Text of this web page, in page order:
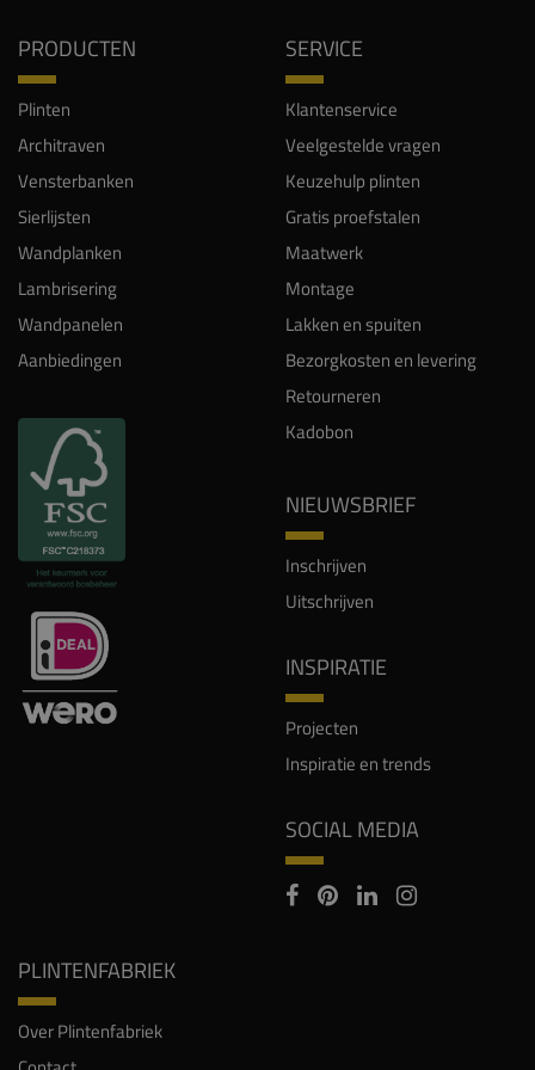
PRODUCTEN
Plinten
Architraven
Vensterbanken
Sierlijsten
Wandplanken
Lambrisering
Wandpanelen
Aanbiedingen
SERVICE
Klantenservice
Veelgestelde vragen
Keuzehulp plinten
Gratis proefstalen
Maatwerk
Montage
Lakken en spuiten
Bezorgkosten en levering
Retourneren
Kadobon
NIEUWSBRIEF
Inschrijven
Uitschrijven
INSPIRATIE
Projecten
Inspiratie en trends
SOCIAL MEDIA
PLINTENFABRIEK
Over Plintenfabriek